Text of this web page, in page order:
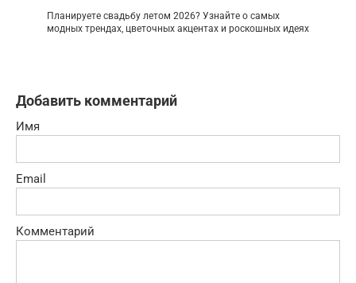
Планируете свадьбу летом 2026? Узнайте о самых
модных трендах, цветочных акцентах и роскошных идеях
Добавить комментарий
Имя
Email
Комментарий